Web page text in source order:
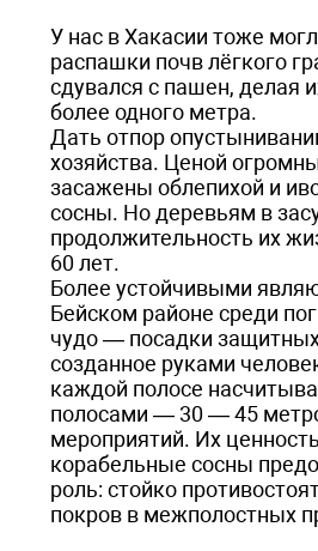
У нас в Хакасии тоже
распашки почв лёгкого
сдувался с пашен, делая
более одного метра.
Дать отпор
хозяйства. Ценой
засажены облепихой и
сосны. Но деревьям в
продолжительность их
60 лет.
Более устойчивыми
Бейском районе среди
чудо — посадки
созданное руками
каждой полосе
полосами — 30 — 45
мероприятий. Их
корабельные сосны
роль: стойко
покров в межполостных